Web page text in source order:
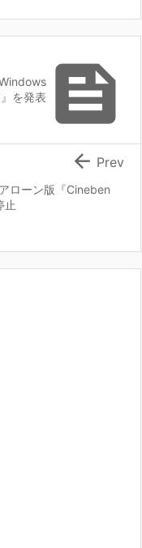

を発表
ローン版『Cineben
止
 Prev